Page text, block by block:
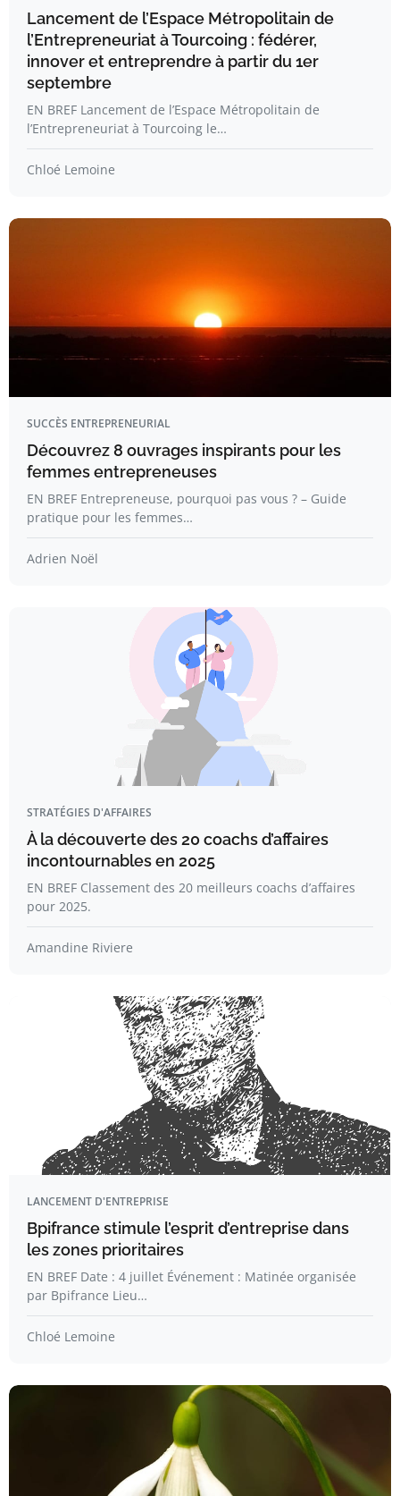
Lancement de l’Espace Métropolitain de
l’Entrepreneuriat à Tourcoing : fédérer,
innover et entreprendre à partir du 1er
septembre
EN BREF Lancement de l’Espace Métropolitain de
l’Entrepreneuriat à Tourcoing le…
Chloé Lemoine
SUCCÈS ENTREPRENEURIAL
Découvrez 8 ouvrages inspirants pour les
femmes entrepreneuses
EN BREF Entrepreneuse, pourquoi pas vous ? – Guide
pratique pour les femmes…
Adrien Noël
STRATÉGIES D'AFFAIRES
À la découverte des 20 coachs d’affaires
incontournables en 2025
EN BREF Classement des 20 meilleurs coachs d’affaires
pour 2025.
Amandine Riviere
LANCEMENT D'ENTREPRISE
Bpifrance stimule l’esprit d’entreprise dans
les zones prioritaires
EN BREF Date : 4 juillet Événement : Matinée organisée
par Bpifrance Lieu…
Chloé Lemoine